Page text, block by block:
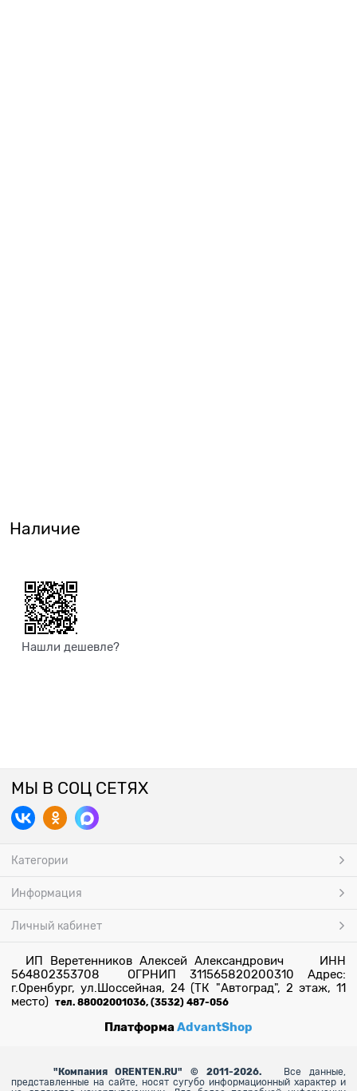
Наличие
Нашли дешевле?
МЫ В СОЦ СЕТЯХ
Категории
Информация
Личный кабинет
ИП Веретенников Алексей Александрович ИНН
564802353708 ОГРНИП 311565820200310 Адрес:
г.Оренбург, ул.Шоссейная, 24 (ТК "Автоград", 2 этаж, 11
место) тел. 88002001036, (3532) 487-056
ПлатформаAdvantShop
" Компания ORENTEN.RU" © 2011-2026.
Все данные,
представленные на сайте, носят сугубо информационный характер и